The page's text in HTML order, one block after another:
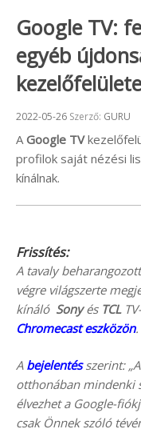
Google TV:
egyéb
Beküldve:
2022-05-26 Szerző: GURU
A Google TV
profilok saját nézési
kínálnak.
Frissítés:
A tavaly
végre világszerte
kínáló Sonyés TCL
Chromecast eszközön.
A bejelentésszerint: „A
otthonában mindenki
élvezhet a Google-
csak Önnek szóló